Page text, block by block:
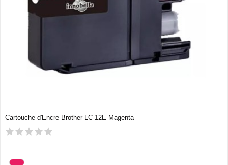
Cartouche d'Encre Brother LC-12E Magenta